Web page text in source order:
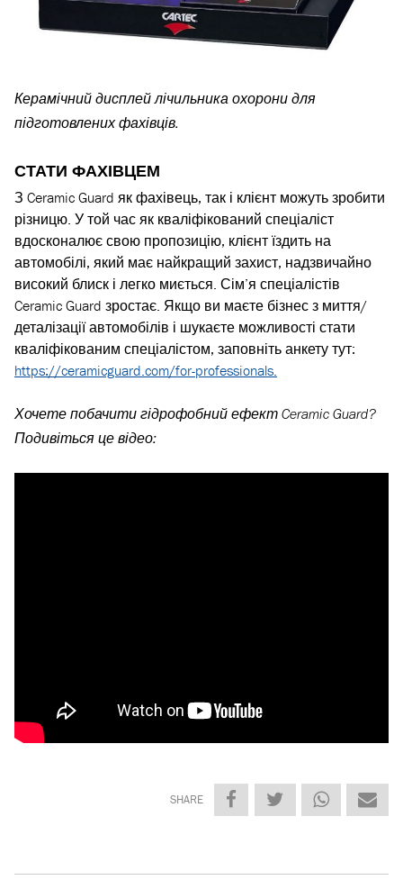
Керамічний дисплей лічильника охорони для
підготовлених фахівців.
СТАТИ ФАХІВЦЕМ
З Ceramic Guard як фахівець, так і клієнт можуть зробити
різницю. У той час як кваліфікований спеціаліст
вдосконалює свою пропозицію, клієнт їздить на
автомобілі, який має найкращий захист, надзвичайно
високий блиск і легко миється. Сім’я спеціалістів
Ceramic Guard зростає. Якщо ви маєте бізнес з миття/
деталізації автомобілів і шукаєте можливості стати
кваліфікованим спеціалістом, заповніть анкету тут:
https://ceramicguard.com/for-professionals.
Хочете побачити гідрофобний ефект Ceramic Guard?
Подивіться це відео:
SHARE